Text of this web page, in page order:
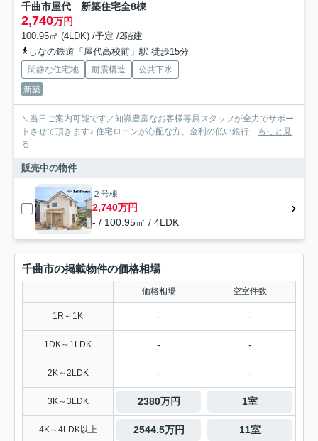
千曲市屋代 新築住宅全8棟
2,740万円
100.95㎡ (4LDK) /予定 /2階建
しなの鉄道「屋代高校前」駅 徒歩15分
閑静な住宅地 耐震構造
公共下水
新築
＼当日ご案内可能です／知識豊富なお客様専属スタッフが全力でサポー
トさせて頂きます♪ 住宅ローンが心配な方、金利の低い銀行... もっと見
る
販売中の物件
２号棟
2,740万円
- / 100.95㎡ / 4LDK
千曲市の掲載物件の価格相場
価格相場 空室件数
1R～1K - -
1DK～1LDK - -
2K～2LDK - -
3K～3LDK 2380万円 1室
4K～4LDK以上 2544.5万円 11室